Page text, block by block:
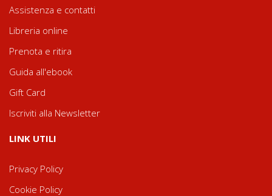
Assistenza e contatti
Libreria online
Prenota e ritira
Guida all'ebook
Gift Card
Iscriviti alla Newsletter
LINK UTILI
Privacy Policy
Cookie Policy